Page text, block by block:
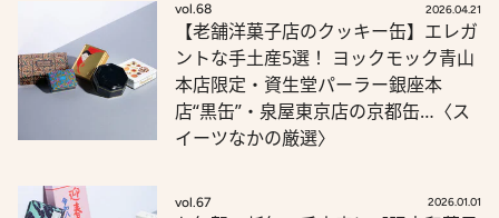
vol.68 2026.04.21
【老舗洋菓子店のクッキー缶】エレガ
ントな手土産5選！ ヨックモック青山
本店限定・資生堂パーラー銀座本
店“黒缶”・泉屋東京店の京都缶…〈ス
イーツなかの厳選〉
vol.67 2026.01.01